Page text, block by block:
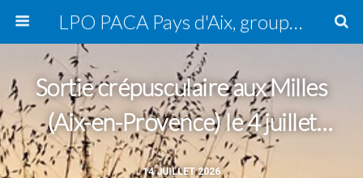
LPO PACA Pays d'Aix, groupe local
14 JUILLET 2026
Sortie crépusculaire aux Milles
(Aix-en-Provence) le 4 juillet
2026